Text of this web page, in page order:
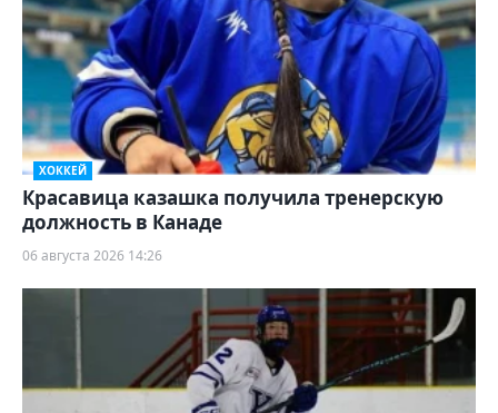
ХОККЕЙ
Красавица казашка получила тренерскую
должность в Канаде
06 августа 2026 14:26